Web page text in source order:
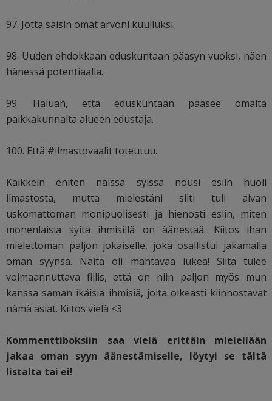
97. Jotta saisin omat arvoni kuulluksi.
98. Uuden ehdokkaan eduskuntaan pääsyn vuoksi, näen
hänessä potentiaalia.
99. Haluan, että eduskuntaan pääsee omalta
paikkakunnalta alueen edustaja.
100. Että #ilmastovaalit toteutuu.
Kaikkein eniten näissä syissä nousi esiin huoli
ilmastosta, mutta mielestäni silti tuli aivan
uskomattoman monipuolisesti ja hienosti esiin, miten
monenlaisia syitä ihmisillä on äänestää. Kiitos ihan
mielettömän paljon jokaiselle, joka osallistui jakamalla
oman syynsä. Näitä oli mahtavaa lukea! Siitä tulee
voimaannuttava fiilis, että on niin paljon myös mun
kanssa saman ikäisiä ihmisiä, joita oikeasti kiinnostavat
nämä asiat. Kiitos vielä <3
Kommenttiboksiin saa vielä erittäin mielellään
jakaa oman syyn äänestämiselle, löytyi se tältä
listalta tai ei!